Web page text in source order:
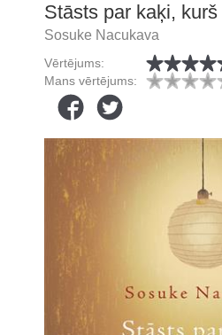
Stāsts par kaķi,
Sosuke Nacukava
Vērtējums:
Mans vērtējums: